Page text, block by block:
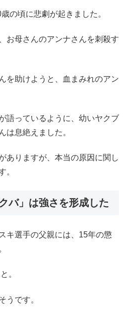
の頃に悲劇が起きました。
お母さんのアンナさんを刺殺す
を助けようと、血まみれのアン
語っているように、幼いヤクブ
は息絶えました。
ありますが、本当の原因に関し
。
バ」は強さを形成した
キ選手の父親には、15年の懲
。
うです。